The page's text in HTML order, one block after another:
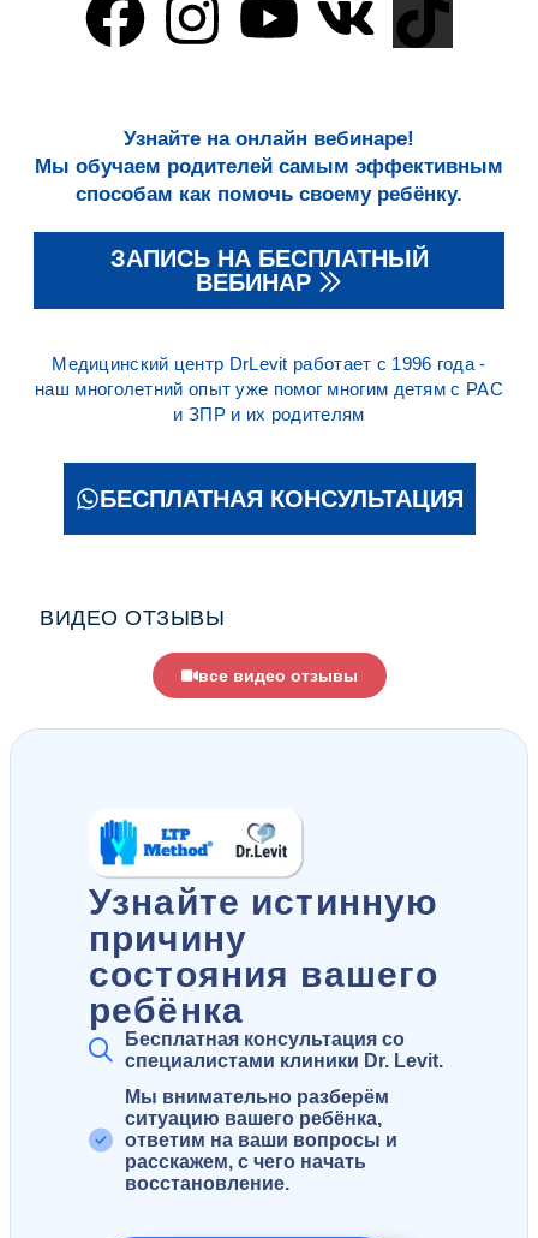
Узнайте на онлайн вебинаре!
Мы обучаем родителей самым эффективным
способам как помочь своему ребёнку.
ЗАПИСЬ НА БЕСПЛАТНЫЙ
ВЕБИНАР
Медицинский центр DrLevit работает с 1996 года -
наш многолетний опыт уже помог многим детям с РАС
и ЗПР и их родителям
БЕСПЛАТНАЯ КОНСУЛЬТАЦИЯ
ВИДЕО ОТЗЫВЫ
все видео отзывы
Узнайте истинную
причину
состояния вашего
ребёнка
Бесплатная консультация со
специалистами клиники Dr. Levit.
Мы внимательно разберём
ситуацию вашего ребёнка,
ответим на ваши вопросы и
расскажем, с чего начать
восстановление.